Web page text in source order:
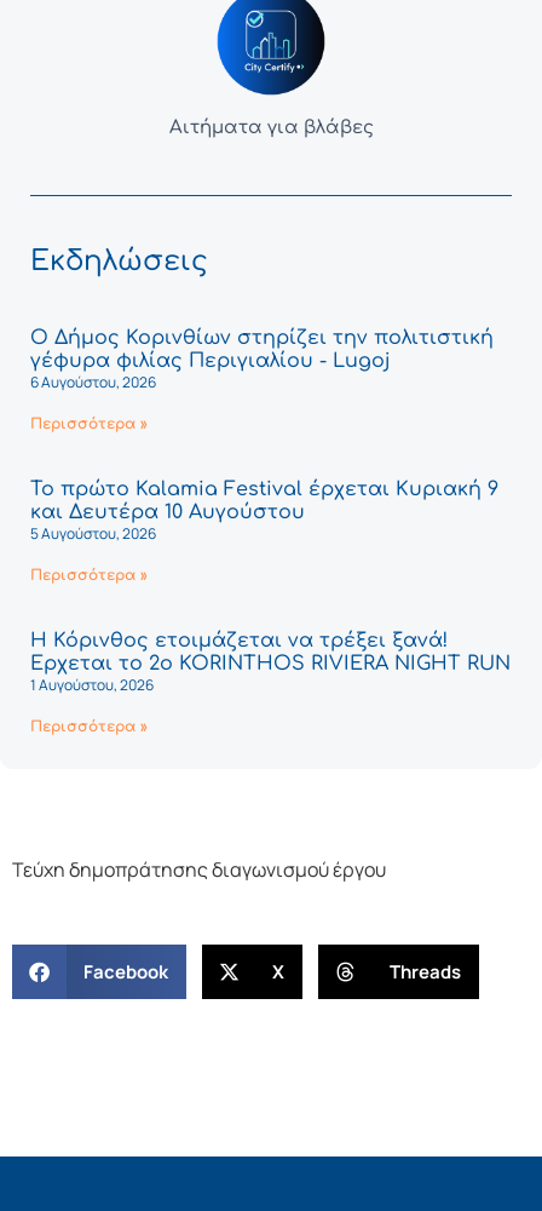
Αιτήματα για βλάβες
Εκδηλώσεις
Ο Δήμος Κορινθίων στηρίζει την πολιτιστική
γέφυρα φιλίας Περιγιαλίου - Lugoj
6 Αυγούστου, 2026
Περισσότερα »
Το πρώτο Kalamia Festival έρχεται Κυριακή 9
και Δευτέρα 10 Αυγούστου
5 Αυγούστου, 2026
Περισσότερα »
Η Κόρινθος ετοιμάζεται να τρέξει ξανά!
Έρχεται το 2ο KORINTHOS RIVIERA NIGHT RUN
1 Αυγούστου, 2026
Περισσότερα »
Τεύχη δημοπράτησης διαγωνισμού έργου
Facebook X Threads